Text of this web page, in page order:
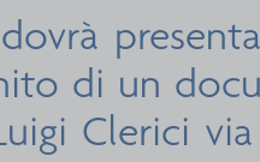
di un
Clerici